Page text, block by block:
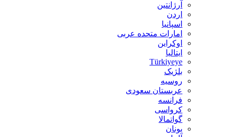
آرژانتین
اردن
اسپانیا
امارات متحده عربی
اوکراین
ایتالیا
Türkiyeye
بلژیک
روسیه
عربستان سعودی
فرانسه
کرواسی
گواتمالا
یونان